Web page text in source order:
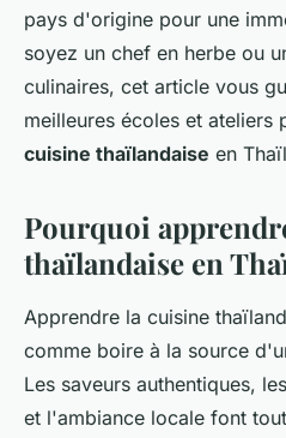
pays d'origine pour une
soyez un chef en herbe ou
culinaires, cet article vous
meilleures écoles et ateliers
cuisine thaïlandaise en
Pourquoi
thaïlandaise en
Apprendre la cuisine
comme boire à la source
Les saveurs authentiques,
et l'ambiance locale font